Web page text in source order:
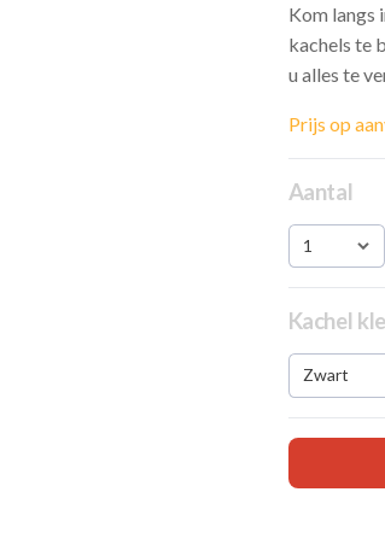
Kom langs
kachels te
u alles te
Prijs op
Aantal
1
Kachel
Zwart